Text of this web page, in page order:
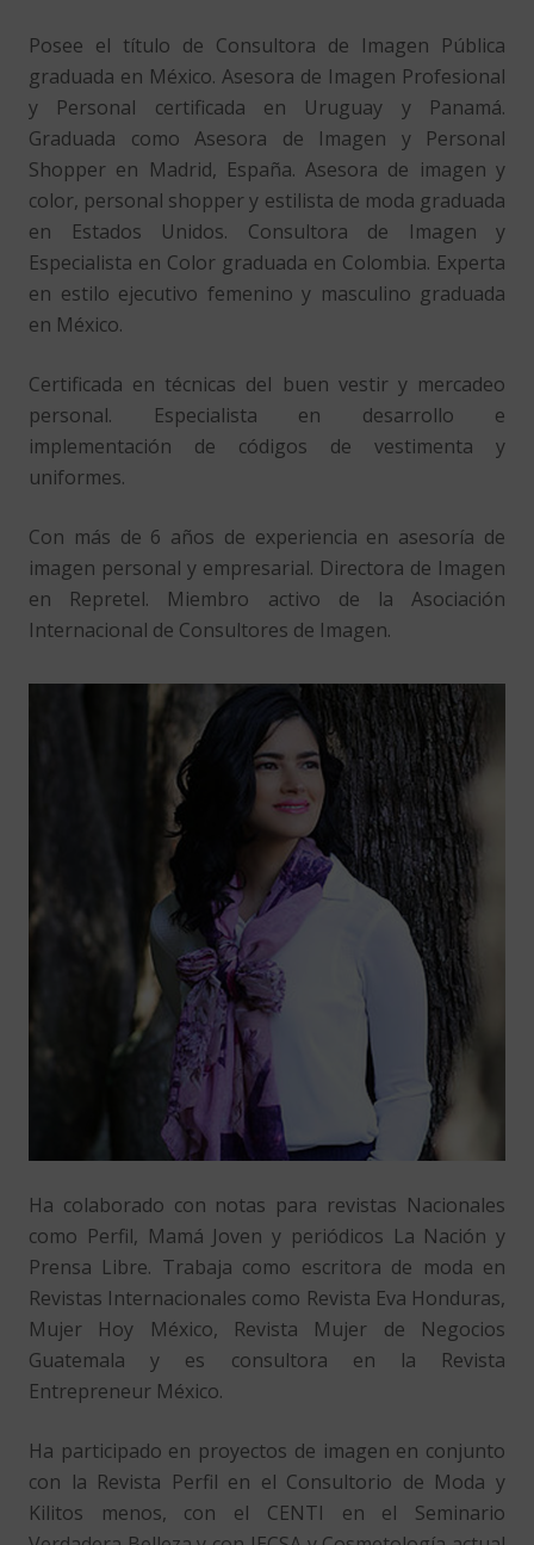
Posee el título de Consultora de Imagen Pública
graduada en México. Asesora de Imagen Profesional
y Personal certificada en Uruguay y Panamá.
Graduada como Asesora de Imagen y Personal
Shopper en Madrid, España. Asesora de imagen y
color, personal shopper y estilista de moda graduada
en Estados Unidos. Consultora de Imagen y
Especialista en Color graduada en Colombia. Experta
en estilo ejecutivo femenino y masculino graduada
en México.
Certificada en técnicas del buen vestir y mercadeo
personal. Especialista en desarrollo e
implementación de códigos de vestimenta y
uniformes.
Con más de 6 años de experiencia en asesoría de
imagen personal y empresarial. Directora de Imagen
en Repretel. Miembro activo de la Asociación
Internacional de Consultores de Imagen.
Ha colaborado con notas para revistas Nacionales
como Perfil, Mamá Joven y periódicos La Nación y
Prensa Libre. Trabaja como escritora de moda en
Revistas Internacionales como Revista Eva Honduras,
Mujer Hoy México, Revista Mujer de Negocios
Guatemala y es consultora en la Revista
Entrepreneur México.
Ha participado en proyectos de imagen en conjunto
con la Revista Perfil en el Consultorio de Moda y
Kilitos menos, con el CENTI en el Seminario